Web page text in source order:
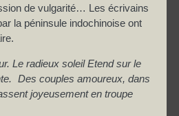
de vulgarité… Les écrivains
la péninsule indochinoise ont
Le radieux soleil Etend sur le
Des couples amoureux, dans
joyeusement en troupe